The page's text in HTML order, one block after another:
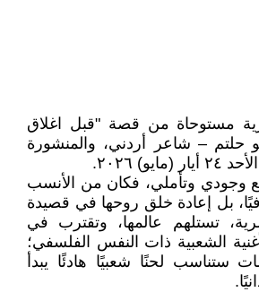
مستوحاة من قصة "قبل اغلاق
حلتم – شاعر أردني، والمنشورة
٢٠٢٦.
وجودي وتأملي، فكان من الأنسب
بل إعادة خلق روحها في قصيدة
تستلهم عالمها، وتقترب في
الشعبية ذات النفس الفلسفي؛
ستناسب لحنًا شعبيًا هادئًا يبدأ